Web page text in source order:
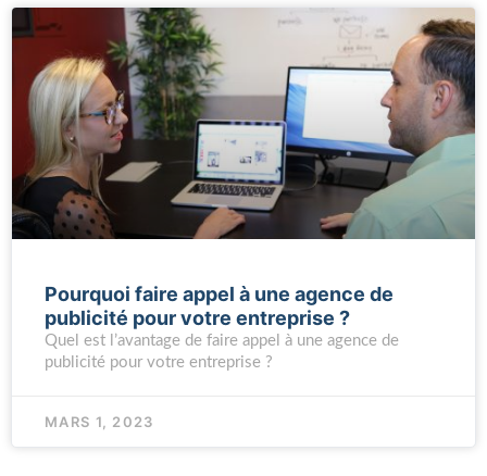
Pourquoi faire appel à une agence de
publicité pour votre entreprise ?
Quel est l’avantage de faire appel à une agence de
publicité pour votre entreprise ?
MARS 1, 2023